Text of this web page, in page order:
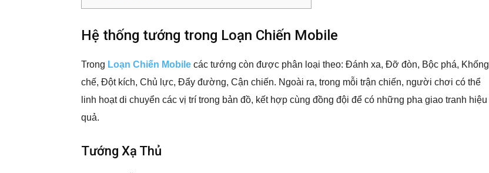
Hệ thống tướng trong Loạn Chiến Mobile
Trong Loạn Chiến Mobile các tướng còn được phân loại theo: Đánh xa, Đỡ đòn, Bộc phá, Khống
chế, Đột kích, Chủ lực, Đẩy đường, Cận chiến. Ngoài ra, trong mỗi trận chiến, người chơi có thể
linh hoạt di chuyển các vị trí trong bản đồ, kết hợp cùng đồng đội để có những pha giao tranh hiệu
quả.
Tướng Xạ Thủ